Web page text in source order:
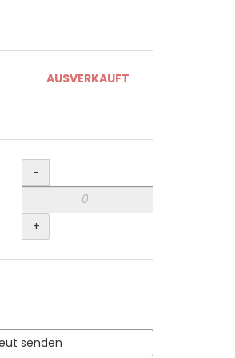
AUSVERKAUFT
Menge
-
+
senden